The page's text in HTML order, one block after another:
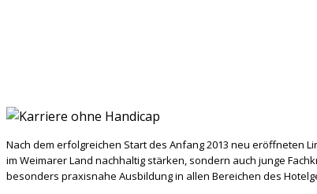
Nach dem erfolgreichen Start des Anfang 2013 neu eröffneten
im Weimarer Land nachhaltig stärken, sondern auch junge
besonders praxisnahe Ausbildung in allen Bereichen des